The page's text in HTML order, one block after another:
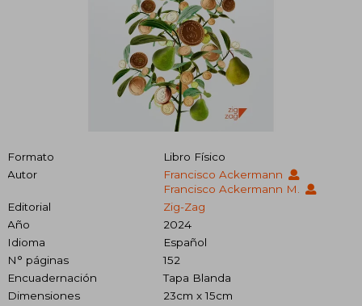
Formato
Libro Físico
Autor
Francisco Ackermann
Francisco Ackermann M.
Editorial
Zig-Zag
Año
2024
Idioma
Español
N° páginas
152
Encuadernación
Tapa Blanda
Dimensiones
23cm x 15cm